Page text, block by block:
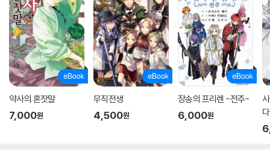
약사의 혼잣말
7,000원
무직전생
4,500원
장송의 프리렌 -전주-
6,000원